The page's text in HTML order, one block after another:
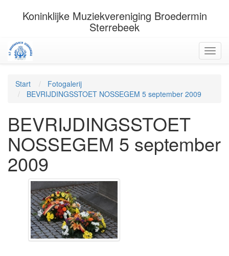
Koninklijke Muziekvereniging Broedermin
Sterrebeek
Start
Fotogalerij
BEVRIJDINGSSTOET NOSSEGEM 5 september 2009
BEVRIJDINGSSTOET
NOSSEGEM 5 september
2009